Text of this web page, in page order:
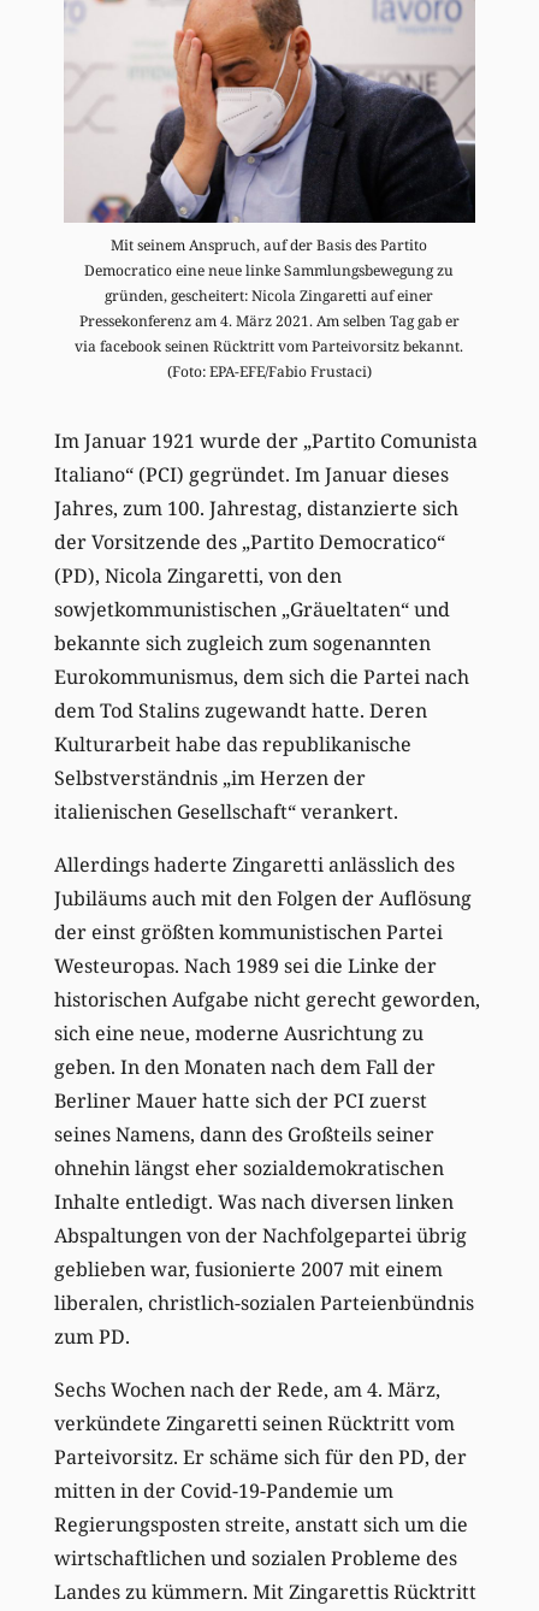
Mit seinem Anspruch, auf der Basis des Partito
Democratico eine neue linke Sammlungsbewegung zu
gründen, gescheitert: Nicola Zingaretti auf einer
Pressekonferenz am 4. März 2021. Am selben Tag gab er
via facebook seinen Rücktritt vom Parteivorsitz bekannt.
(Foto: EPA-EFE/Fabio Frustaci)
Im Januar 1921 wurde der „Partito Comunista
Italiano“ (PCI) gegründet. Im Januar dieses
Jahres, zum 100. Jahrestag, distanzierte sich
der Vorsitzende des „Partito Democratico“
(PD), Nicola Zingaretti, von den
sowjetkommunistischen „Gräueltaten“ und
bekannte sich zugleich zum sogenannten
Eurokommunismus, dem sich die Partei nach
dem Tod Stalins zugewandt hatte. Deren
Kulturarbeit habe das republikanische
Selbstverständnis „im Herzen der
italienischen Gesellschaft“ verankert.
Allerdings haderte Zingaretti anlässlich des
Jubiläums auch mit den Folgen der Auflösung
der einst größten kommunistischen Partei
Westeuropas. Nach 1989 sei die Linke der
historischen Aufgabe nicht gerecht geworden,
sich eine neue, moderne Ausrichtung zu
geben. In den Monaten nach dem Fall der
Berliner Mauer hatte sich der PCI zuerst
seines Namens, dann des Großteils seiner
ohnehin längst eher sozialdemokratischen
Inhalte entledigt. Was nach diversen linken
Abspaltungen von der Nachfolgepartei übrig
geblieben war, fusionierte 2007 mit einem
liberalen, christlich-sozialen Parteienbündnis
zum PD.
Sechs Wochen nach der Rede, am 4. März,
verkündete Zingaretti seinen Rücktritt vom
Parteivorsitz. Er schäme sich für den PD, der
mitten in der Covid-19-Pandemie um
Regierungsposten streite, anstatt sich um die
wirtschaftlichen und sozialen Probleme des
Landes zu kümmern. Mit Zingarettis Rücktritt